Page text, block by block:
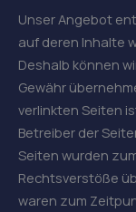
Unser Angebot
auf deren Inhalte
Deshalb können
Gewähr
verlinkten Seiten
Betreiber der
Seiten wurden
Rechtsverstöße
waren zum